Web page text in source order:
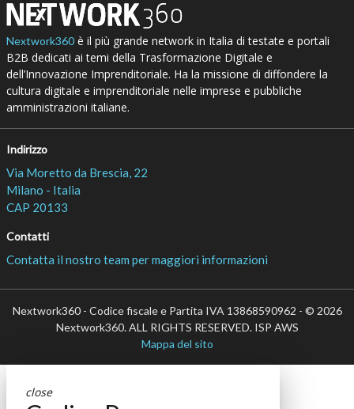
Nextwork360è il più grande network in Italia di testate e portali
B2B dedicati ai temi della Trasformazione Digitale e
dell’Innovazione Imprenditoriale. Ha la missione di diffondere la
cultura digitale e imprenditoriale nelle imprese e pubbliche
amministrazioni italiane.
Indirizzo
Via Moretto da Brescia, 22
Milano - Italia
CAP 20133
Contatti
Contatta il nostro team per maggiori informazioni
Nextwork360 - Codice fiscale e Partita IVA 13868590962 - © 2026
Nextwork360. ALL RIGHTS RESERVED. ISP AWS
Mappa del sito
close